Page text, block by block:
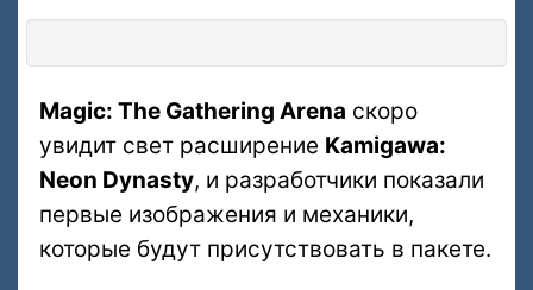
Magic: The Gathering Arena скоро
увидит свет расширение Kamigawa:
Neon Dynasty, и разработчики показали
первые изображения и механики,
которые будут присутствовать в пакете.